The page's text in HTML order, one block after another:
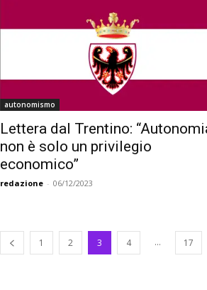
autonomismo
Lettera dal Trentino:
non è solo un privilegio
economico”
redazione - 06/12/2023
1 2 3 4 ... 17